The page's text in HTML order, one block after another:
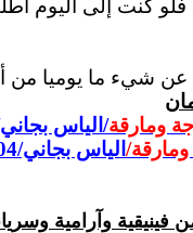
كنت إلى اليوم
عن شيء ما يوميا من
ومارقة/الياس بجاني/04 آذار/
الياس بجاني/04 آذار/14